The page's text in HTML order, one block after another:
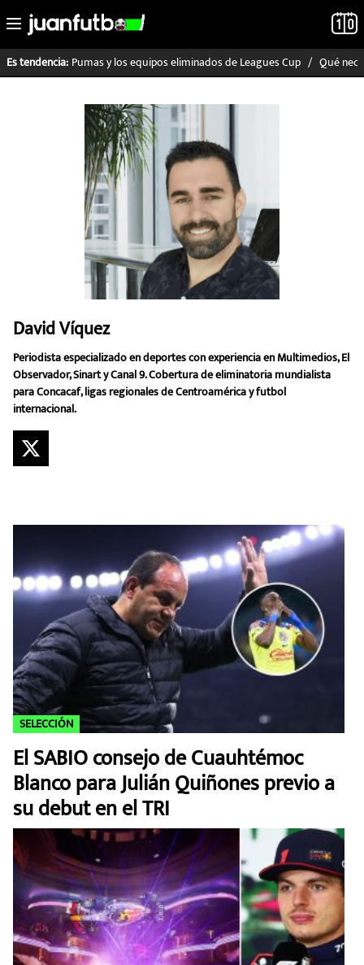
Es tendencia: Pumas y los equipos eliminados de Leagues Cup Qué
SELECCIÓN MEXICANA
FUTBOL INTERNACIONAL
MEXICANOS EN EL EXTRANJERO
FUTBOL ESTUFA
FÓRMULA 1
NFL
David Víquez
Periodista especializado en deportes con experiencia en Multimedios, El
Observador, Sinart y Canal 9. Cobertura de eliminatoria mundialista
para Concacaf, ligas regionales de Centroamérica y futbol
internacional.
SELECCIÓN
El SABIO consejo de Cuauhtémoc
Blanco para Julián Quiñones previo a
su debut en el TRI